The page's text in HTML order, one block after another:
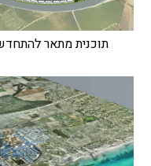
תוכנית מתאר